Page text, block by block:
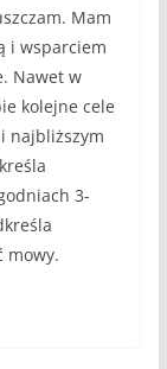
Mam
i wsparciem
Nawet w
kolejne cele
najbliższym
3-
mowy.